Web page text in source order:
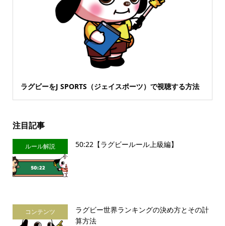
ラグビーをJ SPORTS（ジェイスポーツ）で視聴する方法
注目記事
ルール解説 50:22【ラグビールール上級編】
コンテンツ
ラグビー世界ランキングの決め方とその計
算方法